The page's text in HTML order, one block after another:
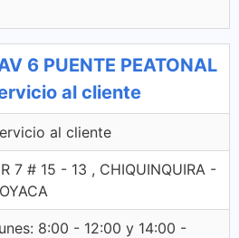
6 PUENTE PEATONAL
al cliente
al cliente
7 # 15 - 13 , CHIQUINQUIRA -
8:00 - 12:00 y 14:00 -